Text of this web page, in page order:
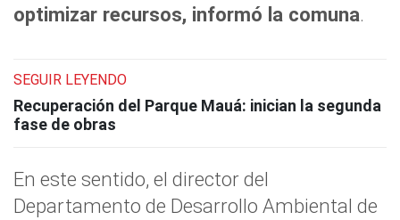
optimizar recursos, informó la comuna.
SEGUIR LEYENDO
Recuperación del Parque Mauá: inician la segunda
fase de obras
En este sentido, el director del
Departamento de Desarrollo Ambiental de